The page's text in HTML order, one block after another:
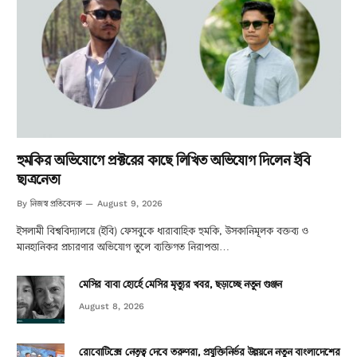
হুমকির অভিযোগে প্রক্টরের কাছে লিখিত অভিযোগ দিলেন ইবি
ছাত্রনেতা
By নিজস্ব প্রতিবেদক August 9, 2026
ইসলামী বিশ্ববিদ্যালয়ে (ইবি) ফেসবুকে ধারাবাহিক হুমকি, উসকানিমূলক বক্তব্য ও
মানহানিকর প্রচারণার অভিযোগ তুলে ব্যক্তিগত নিরাপত্তা…
মেসির বাবা হোর্হে মেসির মৃত্যুর খবর, ছড়াচ্ছে নতুন গুঞ্জন
August 8, 2026
রোবোটিক্সে নেতৃত্ব দেবে তরুণরা, প্রযুক্তিনির্ভর উন্নয়নে নতুন বাংলাদেশের